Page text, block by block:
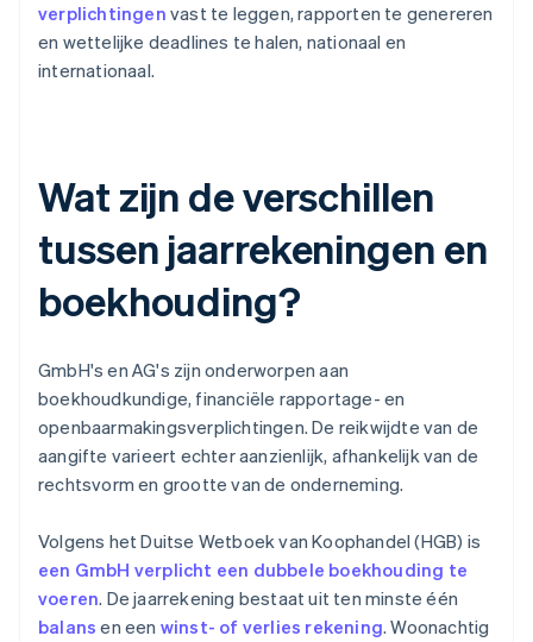
verplichtingen vast te leggen, rapporten te genereren
en wettelijke deadlines te halen, nationaal en
internationaal.
Wat zijn de verschillen
tussen jaarrekeningen en
boekhouding?
GmbH's en AG's zijn onderworpen aan
boekhoudkundige, financiële rapportage- en
openbaarmakingsverplichtingen. De reikwijdte van de
aangifte varieert echter aanzienlijk, afhankelijk van de
rechtsvorm en grootte van de onderneming.
Volgens het Duitse Wetboek van Koophandel (HGB) is
een GmbH verplicht een dubbele boekhouding te
voeren. De jaarrekening bestaat uit ten minste één
balans en een winst- of verlies rekening. Woonachtig